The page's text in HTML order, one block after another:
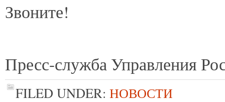
Звоните!
Пресс-служба Управления
FILED UNDER: НОВОСТИ